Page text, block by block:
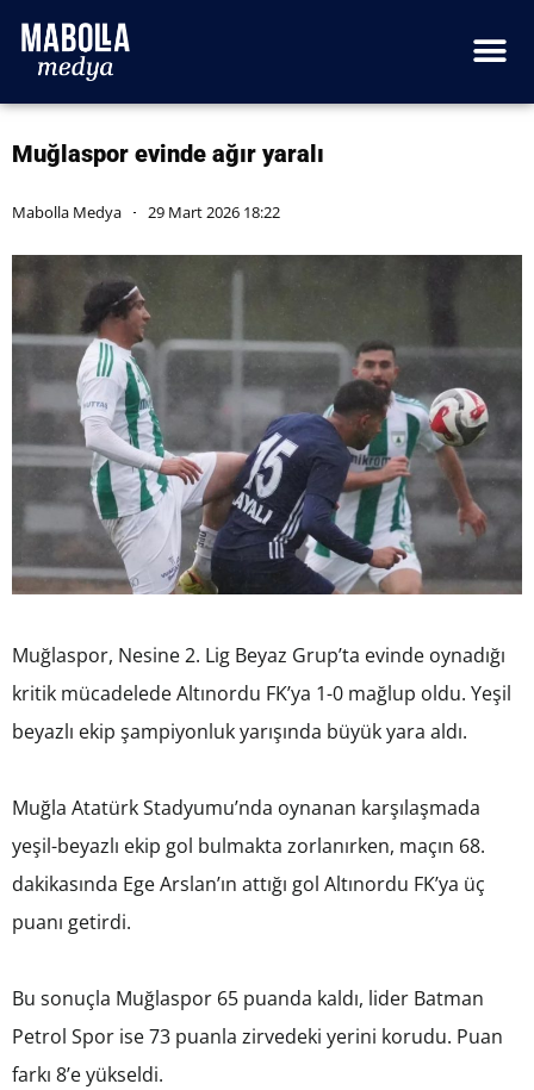
Muğlaspor evinde ağır yaralı
Mabolla Medya 29 Mart 2026 18:22
Muğlaspor, Nesine 2. Lig Beyaz Grup’ta evinde oynadığı
kritik mücadelede Altınordu FK’ya 1-0 mağlup oldu. Yeşil
beyazlı ekip şampiyonluk yarışında büyük yara aldı.
Muğla Atatürk Stadyumu’nda oynanan karşılaşmada
yeşil-beyazlı ekip gol bulmakta zorlanırken, maçın 68.
dakikasında Ege Arslan’ın attığı gol Altınordu FK’ya üç
puanı getirdi.
Bu sonuçla Muğlaspor 65 puanda kaldı, lider Batman
Petrol Spor ise 73 puanla zirvedeki yerini korudu. Puan
farkı 8’e yükseldi.